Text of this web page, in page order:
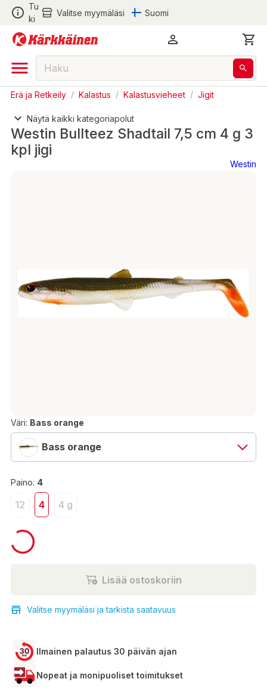
Tu
ki
Valitse myymäläsi Suomi
Erä ja Retkeily / Kalastus / Kalastusvieheet / Jigit
Näytä kaikki kategoriapolut
Westin Bullteez Shadtail 7,5 cm 4 g 3
kpl jigi
Westin
Väri: Bass orange
Bass orange
Paino: 4
12 4 4 g
5,90 €
Lisää ostoskoriin
Valitse myymäläsi ja tarkista saatavuus
Ilmainen palautus 30 päivän ajan
Nopeat ja monipuoliset toimitukset